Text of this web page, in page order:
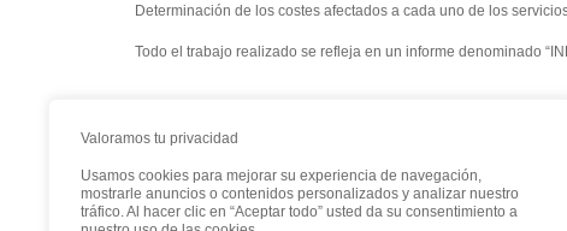
Valoramos tu privacidad
Usamos cookies para mejorar su experiencia de navegación,
mostrarle anuncios o contenidos personalizados y analizar nuestro
tráfico. Al hacer clic en “Aceptar todo” usted da su consentimiento a
Determinación de los costes afectados a cada uno de los
Todo el trabajo realizado se refleja en un informe denominado